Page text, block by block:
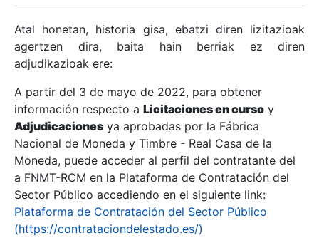
Erakutsi/Ezkutatu
Erakutsi/Ezkutatu
Erakutsi/Ezkutatu
Erakutsi/Ezkutatu
Atal honetan, historia gisa, ebatzi diren lizitazioak
agertzen dira, baita hain berriak ez diren
adjudikazioak ere:
A partir del 3 de mayo de 2022, para obtener
información respecto a Licitaciones en curso y
Adjudicaciones ya aprobadas por la Fábrica
Nacional de Moneda y Timbre - Real Casa de la
Moneda, puede acceder al perfil del contratante del
a FNMT-RCM en la Plataforma de Contratación del
Sector Público accediendo en el siguiente link:
Plataforma de Contratación del Sector Público
(https://contrataciondelestado.es/)